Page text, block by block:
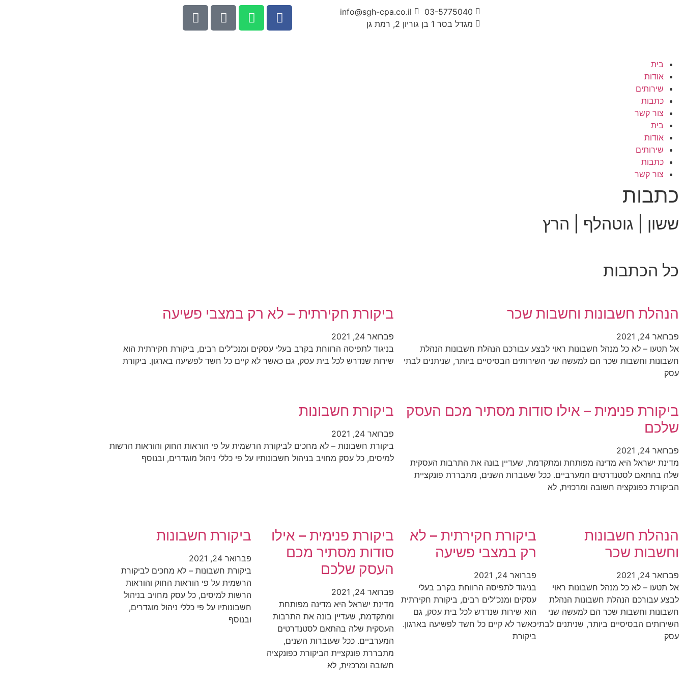
03-5775040
info@sgh-cpa.co.il
מגדל בסר 1 בן גוריון 2, רמת גן
בית
אודות
שירותים
כתבות
צור קשר
בית
אודות
שירותים
כתבות
צור קשר
כתבות
ששון | גוטהלף | הרץ
כל הכתבות
הנהלת חשבונות וחשבות שכר
פברואר 24, 2021
אל תטעו – לא כל מנהל חשבונות ראוי לבצע עבורכם הנהלת חשבונות הנהלת
חשבונות וחשבות שכר הם למעשה שני השירותים הבסיסיים ביותר, שניתנים לבתי
עסק
ביקורת חקירתית – לא רק במצבי פשיעה
פברואר 24, 2021
בניגוד לתפיסה הרווחת בקרב בעלי עסקים ומנכ"לים רבים, ביקורת חקירתית הוא
שירות שנדרש לכל בית עסק, גם כאשר לא קיים כל חשד לפשיעה בארגון. ביקורת
ביקורת פנימית – אילו סודות מסתיר מכם העסק
שלכם
פברואר 24, 2021
מדינת ישראל היא מדינה מפותחת ומתקדמת, שעדיין בונה את התרבות העסקית
שלה בהתאם לסטנדרטים המערביים. ככל שעוברות השנים, מתבררת פונקציית
הביקורת כפונקציה חשובה ומרכזית, לא
ביקורת חשבונות
פברואר 24, 2021
ביקורת חשבונות – לא מחכים לביקורת הרשמית על פי הוראות החוק והוראות הרשות
למיסים, כל עסק מחויב בניהול חשבונותיו על פי כללי ניהול מוגדרים, ובנוסף
הנהלת חשבונות
וחשבות שכר
פברואר 24, 2021
אל תטעו – לא כל מנהל חשבונות ראוי
לבצע עבורכם הנהלת חשבונות הנהלת
חשבונות וחשבות שכר הם למעשה שני
השירותים הבסיסיים ביותר, שניתנים לבתי
עסק
ביקורת חקירתית – לא
רק במצבי פשיעה
פברואר 24, 2021
בניגוד לתפיסה הרווחת בקרב בעלי
עסקים ומנכ"לים רבים, ביקורת חקירתית
הוא שירות שנדרש לכל בית עסק, גם
כאשר לא קיים כל חשד לפשיעה בארגון.
ביקורת
ביקורת פנימית – אילו
סודות מסתיר מכם
העסק שלכם
פברואר 24, 2021
מדינת ישראל היא מדינה מפותחת
ומתקדמת, שעדיין בונה את התרבות
העסקית שלה בהתאם לסטנדרטים
המערביים. ככל שעוברות השנים,
מתבררת פונקציית הביקורת כפונקציה
חשובה ומרכזית, לא
ביקורת חשבונות
פברואר 24, 2021
ביקורת חשבונות – לא מחכים לביקורת
הרשמית על פי הוראות החוק והוראות
הרשות למיסים, כל עסק מחויב בניהול
חשבונותיו על פי כללי ניהול מוגדרים,
ובנוסף